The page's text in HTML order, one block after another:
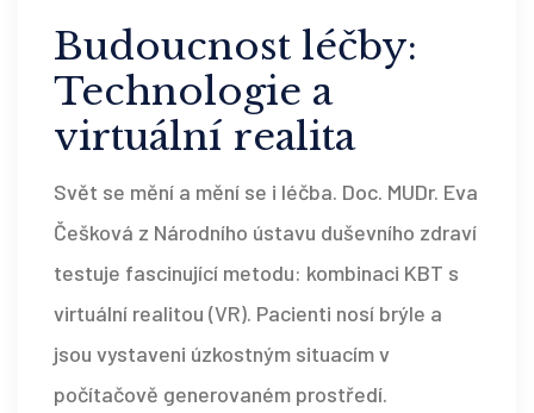
Budoucnost léčby:
Technologie a
virtuální realita
Svět se mění a mění se i léčba. Doc. MUDr. Eva
Češková z Národního ústavu duševního zdraví
testuje fascinující metodu: kombinaci KBT s
virtuální realitou (VR). Pacienti nosí brýle a
jsou vystaveni úzkostným situacím v
počítačově generovaném prostředí.